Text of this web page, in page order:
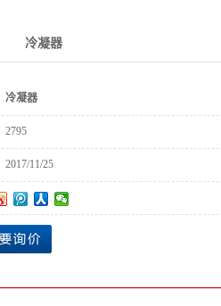
冷凝器
冷凝器
2795
2017/11/25